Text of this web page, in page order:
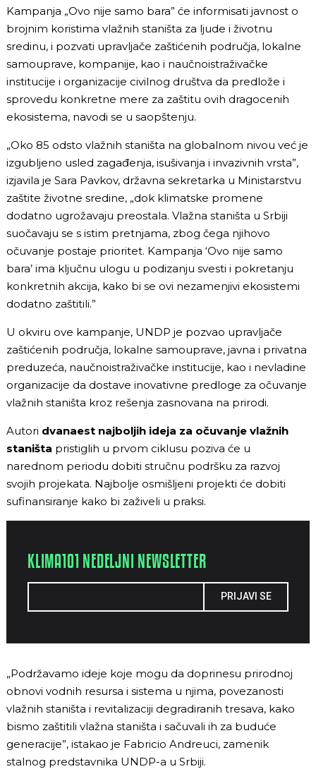
Kampanja „Ovo nije samo bara” će informisati javnost o
brojnim koristima vlažnih staništa za ljude i životnu
sredinu, i pozvati upravljače zaštićenih područja, lokalne
samouprave, kompanije, kao i naučnoistraživačke
institucije i organizacije civilnog društva da predlože i
sprovedu konkretne mere za zaštitu ovih dragocenih
ekosistema, navodi se u saopštenju.
„Oko 85 odsto vlažnih staništa na globalnom nivou već je
izgubljeno usled zagađenja, isušivanja i invazivnih vrsta”,
izjavila je Sara Pavkov, državna sekretarka u Ministarstvu
zaštite životne sredine, „dok klimatske promene
dodatno ugrožavaju preostala. Vlažna staništa u Srbiji
suočavaju se s istim pretnjama, zbog čega njihovo
očuvanje postaje prioritet. Kampanja ‘Ovo nije samo
bara’ ima ključnu ulogu u podizanju svesti i pokretanju
konkretnih akcija, kako bi se ovi nezamenjivi ekosistemi
dodatno zaštitili.”
U okviru ove kampanje, UNDP je pozvao upravljače
zaštićenih područja, lokalne samouprave, javna i privatna
preduzeća, naučnoistraživačke institucije, kao i nevladine
organizacije da dostave inovativne predloge za očuvanje
vlažnih staništa kroz rešenja zasnovana na prirodi.
Autori dvanaest najboljih ideja za očuvanje vlažnih
staništa pristiglih u prvom ciklusu poziva će u
narednom periodu dobiti stručnu podršku za razvoj
svojih projekata. Najbolje osmišljeni projekti će dobiti
sufinansiranje kako bi zaživeli u praksi.
KLIMA101 NEDELJNI NEWSLETTER
PRIJAVI SE
„Podržavamo ideje koje mogu da doprinesu prirodnoj
obnovi vodnih resursa i sistema u njima, povezanosti
vlažnih staništa i revitalizaciji degradiranih tresava, kako
bismo zaštitili vlažna staništa i sačuvali ih za buduće
generacije”, istakao je Fabricio Andreuci, zamenik
stalnog predstavnika UNDP-a u Srbiji.